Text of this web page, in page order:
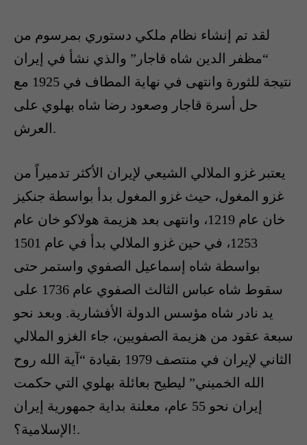
لقد تم إنشاء نظام ملكي دستوري بمرسوم من
“مظفر الدين شاه قاجار” والذي نشأ في إيران
نتيجة للثورة وانتهى في نهاية المطاف في 1925 مع
حل أسرة قاجار وصعود رضا شاه بهلوي على
العرش.
يعتبر غزو الملالي الشيعي لإيران الأكثر تدميراً من
غزو المغول، حيث غزو المغول بدأ بواسطة جنكيز
خان عام 1219، وانتهى بعد هزيمة هولاكو خان عام
1253، في حين غزو الملالي بدأ في عام 1501
بواسطة شاه إسماعيل الصفوي واستمر حتى
سقوط شاه عباس الثالث الصفوي عام 1736 على
يد نادر شاه مؤسس الدولة الأفشارية. وبعد نحو
سبعة عقود من هزيمة الصفويين، جاء الغزو الملالي
الثاني لإيران في منتصف 1979 بقيادة “آية الله روح
الله الخميني” ليطيح بعائلة بهلوي التي حكمت
إيران نحو 55 عام، معلنة بداية جمهورية إيران
الإسلامية؟!.